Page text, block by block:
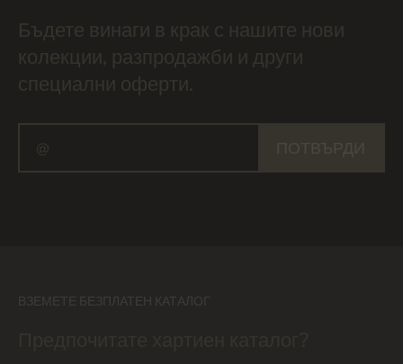
Бъдете винаги в крак с нашите нови
колекции, разпродажби и други
специални оферти.
ВЗЕМЕТЕ БЕЗПЛАТЕН КАТАЛОГ